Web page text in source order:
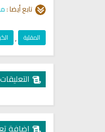
تابع أيضا :
المقلية ,
التعليقات : 0
إضافة